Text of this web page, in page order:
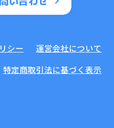
シー
運営会社について
特定商取引法に基づく表示